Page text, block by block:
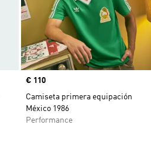
Precio
€ 110
Camiseta primera equipación
México 1986
Performance